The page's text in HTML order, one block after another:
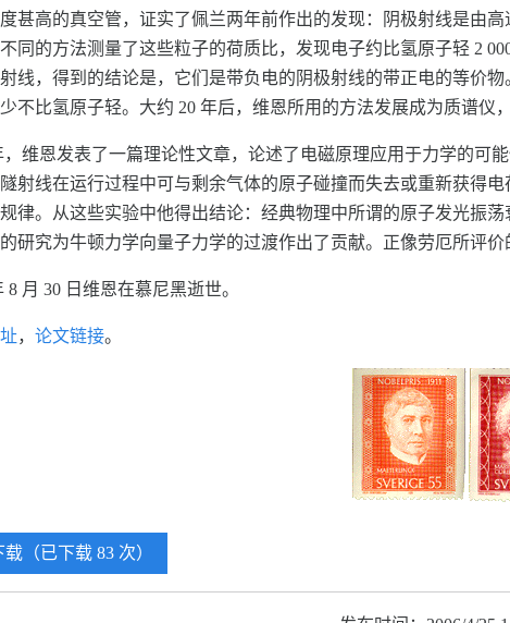
甚高的真空管，证实了佩兰两年前作出的发现：阴极射线是由
同的方法测量了这些粒子的荷质比，发现电子约比氢原子轻 2
线，得到的结论是，它们是带负电的阴极射线的带正电的等价
不比氢原子轻。大约 20 年后，维恩所用的方法发展成为质谱仪
，维恩发表了一篇理论性文章，论述了电磁原理应用于力学的可
射线在运行过程中可与剩余气体的原子碰撞而失去或重新获得
律。从这些实验中他得出结论：经典物理中所谓的原子发光振
研究为牛顿力学向量子力学的过渡作出了贡献。正像劳厄所评
8 月 30 日维恩在慕尼黑逝世。
， 论文链接。
（已下载 83 次）